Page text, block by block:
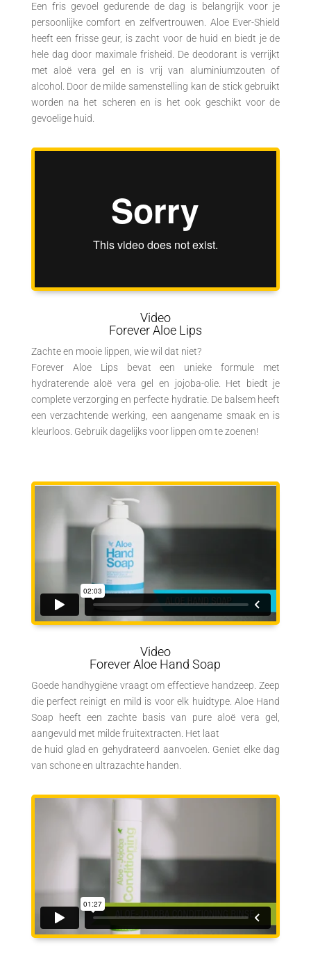
Een fris gevoel gedurende de dag is belangrijk voor je
persoonlijke comfort en zelfvertrouwen. Aloe Ever-Shield
heeft een frisse geur, is zacht voor de huid en biedt je de
hele dag door maximale frisheid. De deodorant is verrijkt
met aloë vera gel en is vrij van aluminiumzouten of
alcohol. Door de milde samenstelling kan de stick gebruikt
worden na het scheren en is het ook geschikt voor de
gevoelige huid.
Video
Forever Aloe Lips
Zachte en mooie lippen, wie wil dat niet?
Forever Aloe Lips bevat een unieke formule met
hydraterende aloë vera gel en jojoba-olie. Het biedt je
complete verzorging en perfecte hydratie. De balsem heeft
een verzachtende werking, een aangename smaak en is
kleurloos. Gebruik dagelijks voor lippen om te zoenen!
Video
Forever Aloe Hand Soap
Goede handhygiëne vraagt om effectieve handzeep. Zeep
die perfect reinigt en mild is voor elk huidtype. Aloe Hand
Soap heeft een zachte basis van pure aloë vera gel,
aangevuld met milde fruitextracten. Het laat
de huid glad en gehydrateerd aanvoelen. Geniet elke dag
van schone en ultrazachte handen.